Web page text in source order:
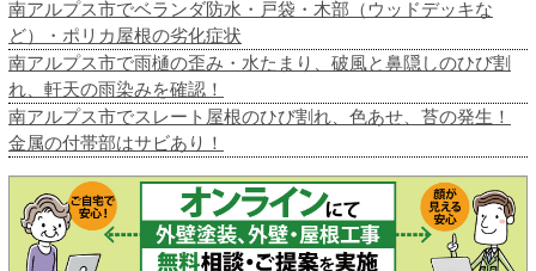
南アルプス市でベランダ防水・戸袋・木部（ウッドデッキな
ど）・ポリカ屋根の劣化症状
南アルプス市で雨樋の歪み・水たまり、破風と鼻隠しのひび割
れ、軒天の雨染みを確認！
南アルプス市でスレート屋根のひび割れ、色あせ、苔の発生！
金属の付帯部はサビあり！